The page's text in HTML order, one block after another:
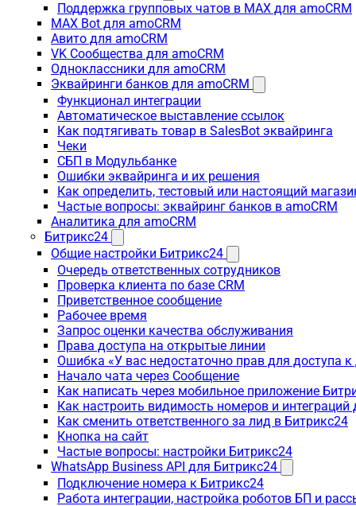
Поддержка групповых чатов в MAX для amoCRM
MAX Bot для amoCRM
Авито для amoCRM
VK Сообщества для amoCRM
Одноклассники для amoCRM
Эквайринги банков для amoCRM
Функционал интеграции
Автоматическое выставление ссылок
Как подтягивать товар в SalesBot эквайринга
Чеки
СБП в Модульбанке
Ошибки эквайринга и их решения
Как определить, тестовый или настоящий
Частые вопросы: эквайринг банков в amoCRM
Аналитика для amoCRM
Битрикс24
Общие настройки Битрикс24
Очередь ответственных сотрудников
Проверка клиента по базе CRM
Приветственное сообщение
Рабочее время
Запрос оценки качества обслуживания
Права доступа на открытые линии
Ошибка «У вас недостаточно прав для доступа
Начало чата через Сообщение
Как написать через мобильное приложение
Как настроить видимость номеров и
Как сменить ответственного за лид в Битрикс24
Кнопка на сайт
Частые вопросы: настройки Битрикс24
WhatsApp Business API для Битрикс24
Подключение номера к Битрикс24
Работа интеграции, настройка роботов БП и